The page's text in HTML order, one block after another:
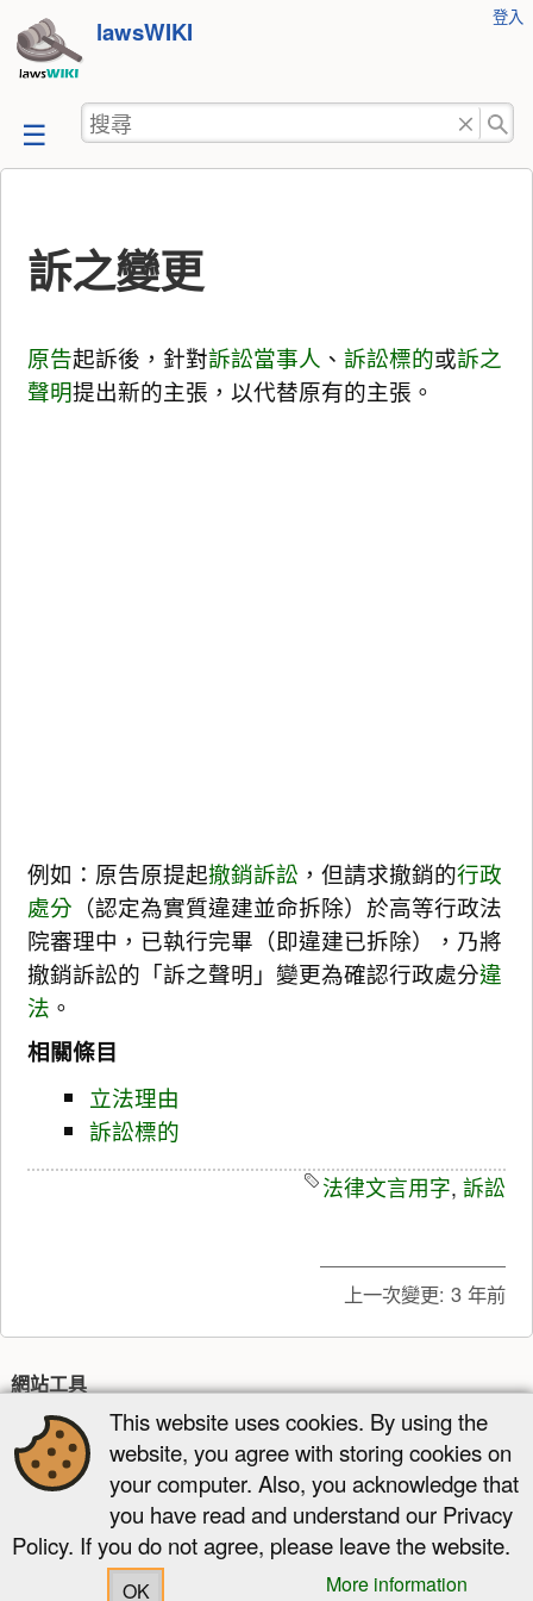
跳
至
容
lawsWIKI
工
登入
搜
尋
訴之變更
原告起訴後，針對訴訟當事人 、訴訟標的或訴之
聲明提出新的主張，以代替原有的主張。
例如：原告原提起撤銷訴訟 ，但請求撤銷的行政
處分 （認定為實質違建並命拆除）於高等行政法
院審理中，已執行完畢（即違建已拆除），乃將
撤銷訴訟的「訴之聲明」變更為確認行政處分違
法 。
相關條目
立法理由
訴訟標的
法律文言用字, 訴訟
上一次變更: 3 年前
網站工具
最近更新 多媒體管理器 網站地圖
頁面工具
舊版 反向連結 回到頁頂
This website uses cookies. By using the
website, you agree with storing cookies on
your computer. Also, you acknowledge that
you have read and understand our Privacy
Policy. If you do not agree, please leave the website.
OK More information